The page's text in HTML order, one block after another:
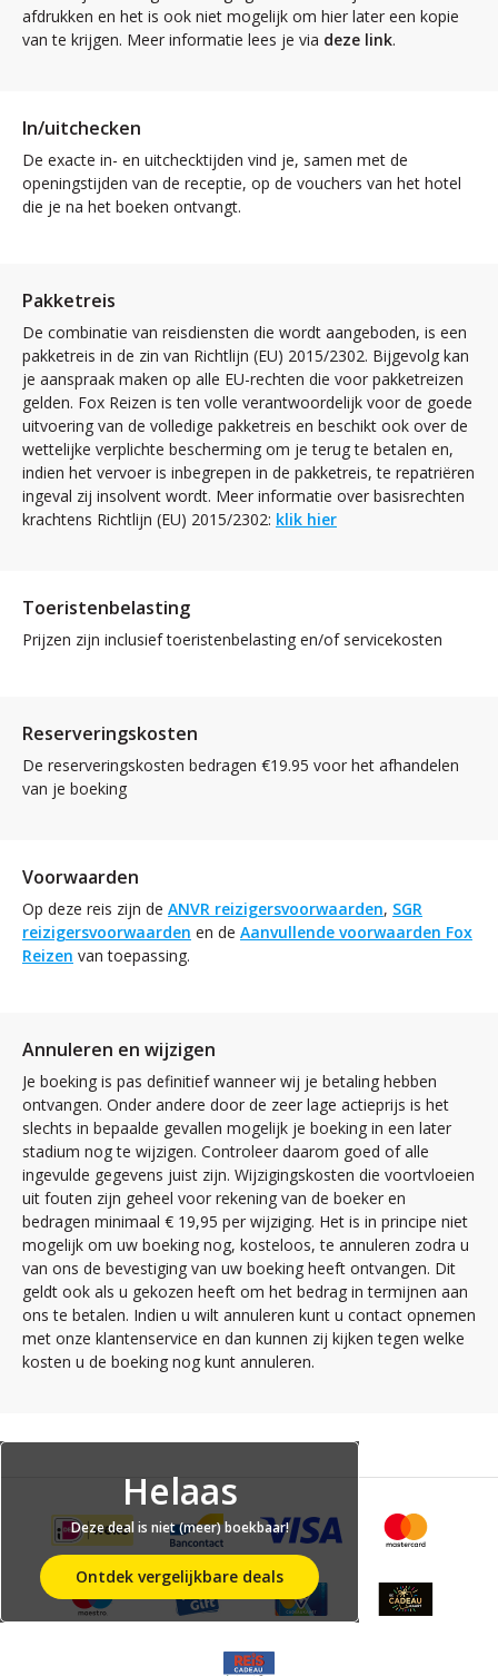
afdrukken en het is ook niet mogelijk om hier later een kopie
van te krijgen. Meer informatie lees je via deze link.
In/uitchecken
De exacte in- en uitchecktijden vind je, samen met de
openingstijden van de receptie, op de vouchers van het hotel
die je na het boeken ontvangt.
Pakketreis
De combinatie van reisdiensten die wordt aangeboden, is een
pakketreis in de zin van Richtlijn (EU) 2015/2302. Bijgevolg kan
je aanspraak maken op alle EU-rechten die voor pakketreizen
gelden. Fox Reizen is ten volle verantwoordelijk voor de goede
uitvoering van de volledige pakketreis en beschikt ook over de
wettelijke verplichte bescherming om je terug te betalen en,
indien het vervoer is inbegrepen in de pakketreis, te repatriëren
ingeval zij insolvent wordt. Meer informatie over basisrechten
krachtens Richtlijn (EU) 2015/2302: klik hier
Toeristenbelasting
Prijzen zijn inclusief toeristenbelasting en/of servicekosten
Reserveringskosten
De reserveringskosten bedragen €19.95 voor het afhandelen
van je boeking
Voorwaarden
Op deze reis zijn de ANVR reizigersvoorwaarden, SGR
reizigersvoorwaarden en de Aanvullende voorwaarden Fox
Reizen van toepassing.
Annuleren en wijzigen
Je boeking is pas definitief wanneer wij je betaling hebben
ontvangen. Onder andere door de zeer lage actieprijs is het
slechts in bepaalde gevallen mogelijk je boeking in een later
stadium nog te wijzigen. Controleer daarom goed of alle
ingevulde gegevens juist zijn. Wijzigingskosten die voortvloeien
uit fouten zijn geheel voor rekening van de boeker en
bedragen minimaal € 19,95 per wijziging. Het is in principe niet
mogelijk om uw boeking nog, kosteloos, te annuleren zodra u
van ons de bevestiging van uw boeking heeft ontvangen. Dit
geldt ook als u gekozen heeft om het bedrag in termijnen aan
ons te betalen. Indien u wilt annuleren kunt u contact opnemen
met onze klantenservice en dan kunnen zij kijken tegen welke
kosten u de boeking nog kunt annuleren.
Helaas
Deze deal is niet (meer) boekbaar!
Ontdek vergelijkbare deals